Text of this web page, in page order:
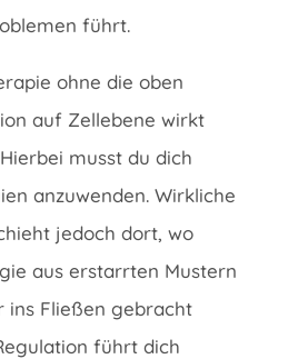
führt.
ohne die oben
auf Zellebene wirkt
musst du dich
anzuwenden. Wirkliche
jedoch dort, wo
aus erstarrten Mustern
ins Fließen gebracht
führt dich